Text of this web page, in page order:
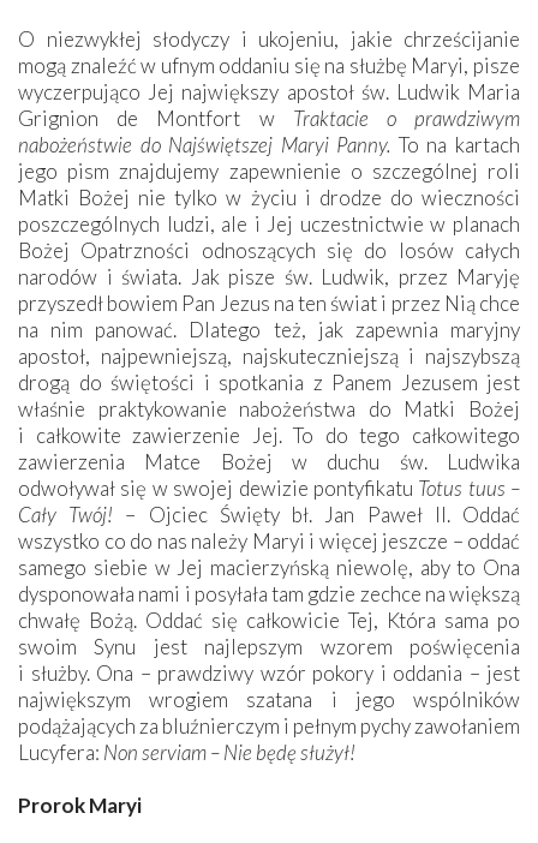
O niezwykłej słodyczy i ukojeniu, jakie chrześcijanie
mogą znaleźć w ufnym oddaniu się na służbę Maryi, pisze
wyczerpująco Jej największy apostoł św. Ludwik Maria
Grignion de Montfort w Traktacie o prawdziwym
nabożeństwie do Najświętszej Maryi Panny.To na kartach
jego pism znajdujemy zapewnienie o szczególnej roli
Matki Bożej nie tylko w życiu i drodze do wieczności
poszczególnych ludzi, ale i Jej uczestnictwie w planach
Bożej Opatrzności odnoszących się do losów całych
narodów i świata. Jak pisze św. Ludwik, przez Maryję
przyszedł bowiem Pan Jezus na ten świat i przez Nią chce
na nim panować. Dlatego też, jak zapewnia maryjny
apostoł, najpewniejszą, najskuteczniejszą i najszybszą
drogą do świętości i spotkania z Panem Jezusem jest
właśnie praktykowanie nabożeństwa do Matki Bożej
i całkowite zawierzenie Jej. To do tego całkowitego
zawierzenia Matce Bożej w duchu św. Ludwika
odwoływał się w swojej dewizie pontyfikatu Totus tuus –
Cały Twój! – Ojciec Święty bł. Jan Paweł II. Oddać
wszystko co do nas należy Maryi i więcej jeszcze – oddać
samego siebie w Jej macierzyńską niewolę, aby to Ona
dysponowała nami i posyłała tam gdzie zechce na większą
chwałę Bożą. Oddać się całkowicie Tej, Która sama po
swoim Synu jest najlepszym wzorem poświęcenia
i służby. Ona – prawdziwy wzór pokory i oddania – jest
największym wrogiem szatana i jego wspólników
podążających za bluźnierczym i pełnym pychy zawołaniem
Lucyfera: Non serviam – Nie będę służył!
Prorok Maryi